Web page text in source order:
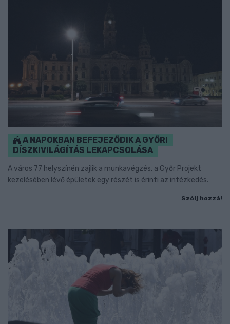
A NAPOKBAN BEFEJEZŐDIK A GYŐRI
DÍSZKIVILÁGÍTÁS LEKAPCSOLÁSA
A város 77 helyszínén zajlik a munkavégzés, a Győr Projekt
kezelésében lévő épületek egy részét is érinti az intézkedés.
Szólj hozzá!